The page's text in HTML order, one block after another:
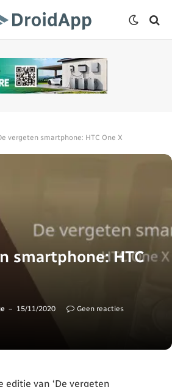
vergeten smartphone: HTC One X
smartphone: HTC
15/11/2020
Geen reacties
editie van ‘De vergeten